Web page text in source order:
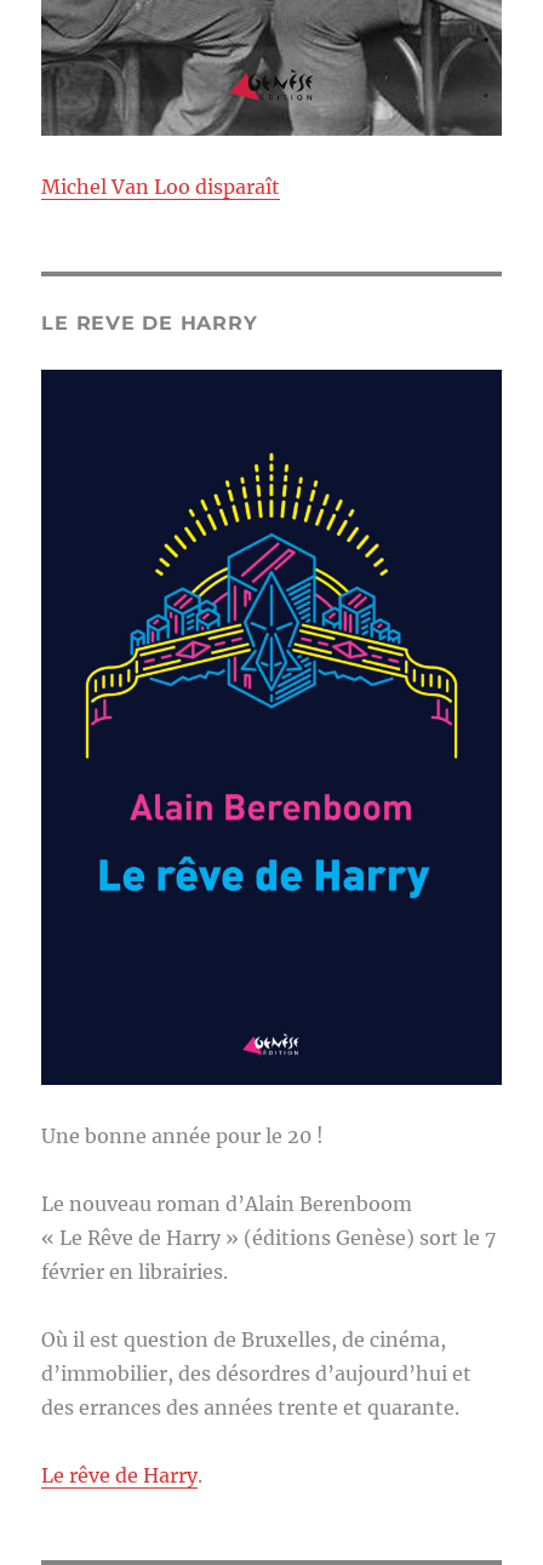
Michel Van Loo disparaît
LE REVE DE HARRY
Une bonne année pour le 20 !
Le nouveau roman d’Alain Berenboom
« Le Rêve de Harry » (éditions Genèse) sort le 7
février en librairies.
Où il est question de Bruxelles, de cinéma,
d’immobilier, des désordres d’aujourd’hui et
des errances des années trente et quarante.
Le rêve de Harry.